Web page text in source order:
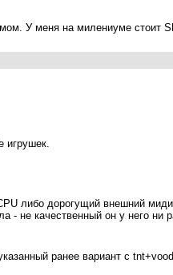
У меня на милениуме стоит
игрушек.
либо дорогущий внешний
- не качественный он у него
ранее вариант с